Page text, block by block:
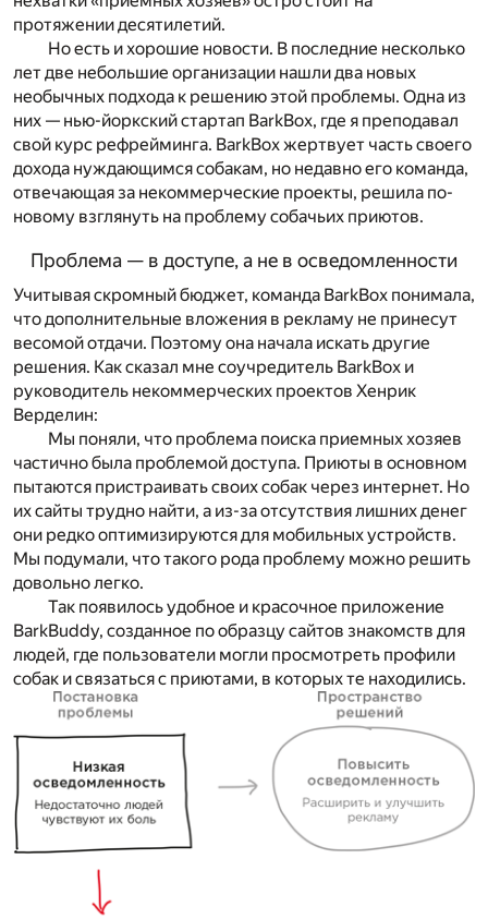
протяжении десятилетий.
Но есть и хорошие новости. В последние несколько
лет две небольшие организации нашли два новых
необычных подхода к решению этой проблемы. Одна из
них — нью-йоркский стартап BarkBox, где я преподавал
свой курс рефрейминга. BarkBox жертвует часть своего
дохода нуждающимся собакам, но недавно его команда,
отвечающая за некоммерческие проекты, решила по-
новому взглянуть на проблему собачьих приютов.
Проблема — в доступе, а не в осведомленности
Учитывая скромный бюджет, команда BarkBox понимала,
что дополнительные вложения в рекламу не принесут
весомой отдачи. Поэтому она начала искать другие
решения. Как сказал мне соучредитель BarkBox и
руководитель некоммерческих проектов Хенрик
Верделин:
Мы поняли, что проблема поиска приемных хозяев
частично была проблемойдоступа. Приюты в основном
пытаются пристраивать своих собак через интернет. Но
их сайты трудно найти, а из-за отсутствия лишних денег
они редко оптимизируются для мобильных устройств.
Мы подумали, что такого рода проблему можно решить
довольно легко.
Так появилось удобное и красочное приложение
BarkBuddy, созданное по образцу сайтов знакомств для
людей, где пользователи могли просмотреть профили
собак и связаться с приютами, в которых те находились.